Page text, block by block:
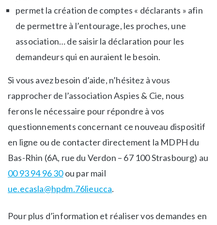
permet la création de comptes « déclarants » afin
de permettre à l’entourage, les proches, une
association… de saisir la déclaration pour les
demandeurs qui en auraient le besoin.
Si vous avez besoin d’aide, n’hésitez à vous
rapprocher de l’association Aspies & Cie, nous
ferons le nécessaire pour répondre à vos
questionnements concernant ce nouveau dispositif
en ligne ou de contacter directement la MDPH du
Bas-Rhin (6A, rue du Verdon – 67 100 Strasbourg) au
00 93 94 96 30ou par mail
ue.ecasla@hpdm.76lieucca.
Pour plus d’information et réaliser vos demandes en